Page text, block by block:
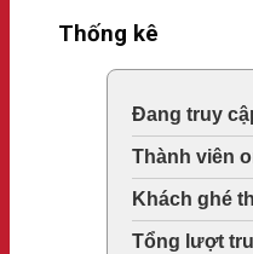
Thống kê
Online
Today's
Last 30 Days
Total Views: